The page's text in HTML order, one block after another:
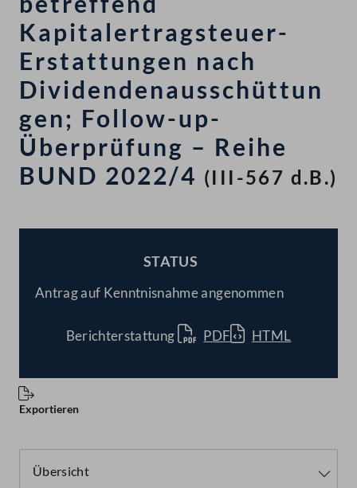
Kapitalertragsteuer-
Erstattungen nach
Dividendenausschüttun
gen; Follow-up-
Überprüfung – Reihe
BUND 2022/4 (III-567 d.B.)
STATUS
Antrag auf Kenntnisnahme angenommen
Berichterstattung PDF HTML
Exportieren